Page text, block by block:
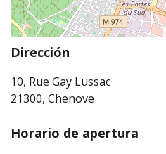
Dirección
10, Rue Gay Lussac
21300, Chenove
Horario de apertura